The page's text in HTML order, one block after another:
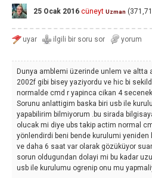
25 Ocak 2016 cüneyt Uzman (
Dunya amblemi üzerinde unlem ve altta
2002f gibi bisey yaziyordu ve hic bi
normalde cmd r yapinca cikan 4
Sorunu anlattigim baska biri usb ile
yapabilirim bilmiyorum .bu sirada
olucak mi diye ubs takip actim normal
yönlendirdi beni bende kurulumi
ve daha 6 saat var olarak gözüküyor
sorun oldugundan dolayi mi bu kadar
usb ile kurulumu ogrenip onu mu